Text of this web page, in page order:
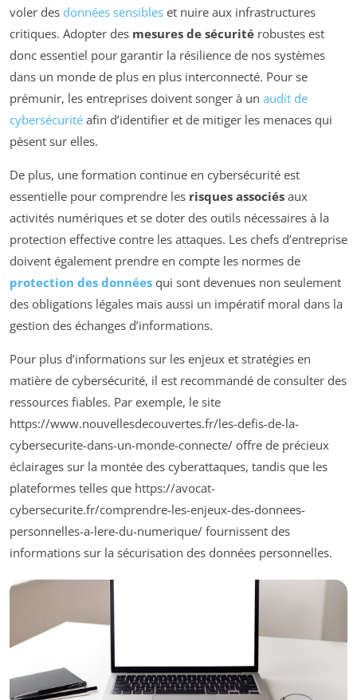
voler des données sensibles et nuire aux infrastructures
critiques. Adopter des mesures de sécurité robustes est
donc essentiel pour garantir la résilience de nos systèmes
dans un monde de plus en plus interconnecté. Pour se
prémunir, les entreprises doivent songer à un audit de
cybersécurité afin d’identifier et de mitiger les menaces qui
pèsent sur elles.
De plus, une formation continue en cybersécurité est
essentielle pour comprendre les risques associés aux
activités numériques et se doter des outils nécessaires à la
protection effective contre les attaques. Les chefs d’entreprise
doivent également prendre en compte les normes de
protection des données qui sont devenues non seulement
des obligations légales mais aussi un impératif moral dans la
gestion des échanges d’informations.
Pour plus d’informations sur les enjeux et stratégies en
matière de cybersécurité, il est recommandé de consulter des
ressources fiables. Par exemple, le site
https://www.nouvellesdecouvertes.fr/les-defis-de-la-
cybersecurite-dans-un-monde-connecte/ offre de précieux
éclairages sur la montée des cyberattaques, tandis que les
plateformes telles que https://avocat-
cybersecurite.fr/comprendre-les-enjeux-des-donnees-
personnelles-a-lere-du-numerique/ fournissent des
informations sur la sécurisation des données personnelles.